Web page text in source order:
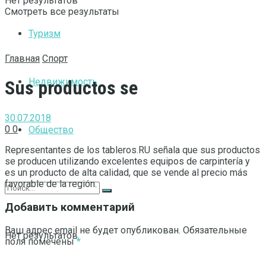
Туризм
Недвижимость
Общество
Нет результатов
Смотреть все результаты
Главная Спорт
Sus productos se
30.07.2018
0 0
Representantes de los tableros.RU señala que sus productos
se producen utilizando excelentes equipos de carpintería y
es un producto de alta calidad, que se vende al precio más
favorable de la región.
Добавить комментарий
Ваш адрес email не будет опубликован. Обязательные
поля помечены*